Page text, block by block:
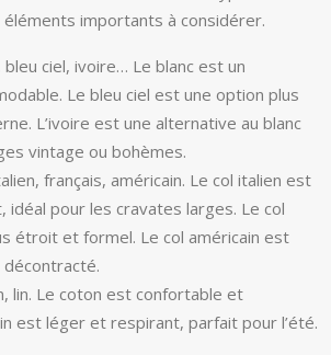
importants à considérer.
bleu ciel, ivoire… Le blanc est un
Le bleu ciel est une option plus
L’ivoire est une alternative au blanc
vintage ou bohèmes.
français, américain. Le col italien est
idéal pour les cravates larges. Le col
étroit et formel. Le col américain est
lin. Le coton est confortable et
est léger et respirant, parfait pour l’été.